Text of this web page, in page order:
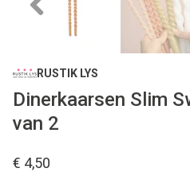
RUSTIK LYS
Dinerkaarsen Slim
van 2
€ 4,50